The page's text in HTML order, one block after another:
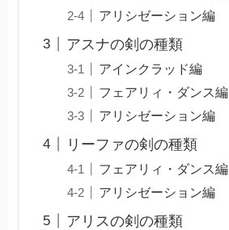
アリシゼーション編
アスナの剣の種類
アインクラッド編
フェアリィ・ダンス編
アリシゼーション編
リーファの剣の種類
フェアリィ・ダンス編
アリシゼーション編
アリスの剣の種類